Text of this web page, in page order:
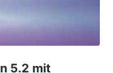
5.2 mit